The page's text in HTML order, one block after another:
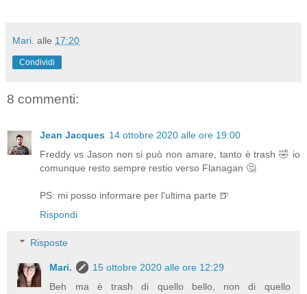
Mari. alle 17:20
Condividi
8 commenti:
Jean Jacques 14 ottobre 2020 alle ore 19:00
Freddy vs Jason non si può non amare, tanto è trash 🤣 io
comunque resto sempre restio verso Flanagan 🤔
PS: mi posso informare per l'ultima parte 🍺
Rispondi
Risposte
Mari.
15 ottobre 2020 alle ore 12:29
Beh ma è trash di quello bello, non di quello